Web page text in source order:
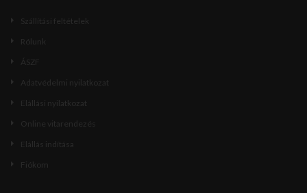
Szállítási feltételek
Rólunk
ÁSZF
Adatvédelmi nyilatkozat
Elállási nyilatkozat
Online vitarendezés
Elállás indítása
Fiókom